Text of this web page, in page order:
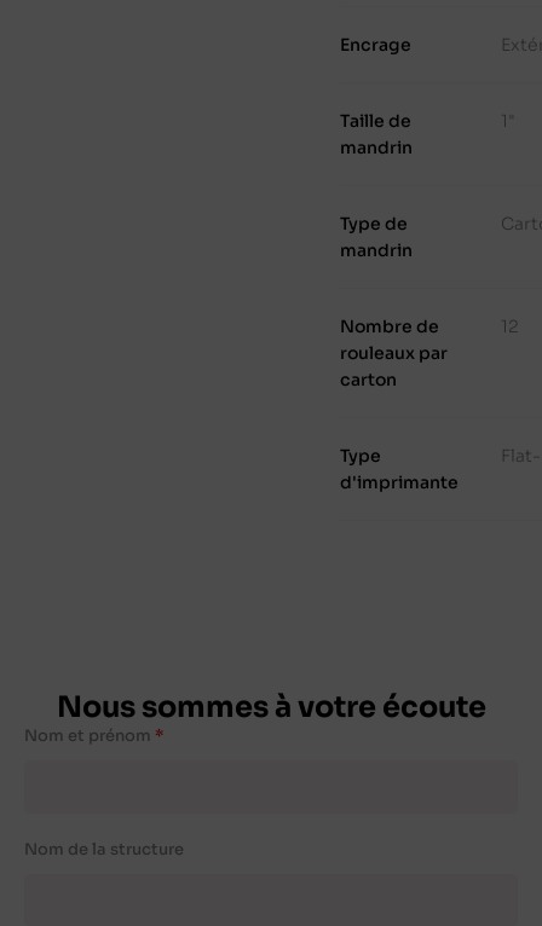
Encrage
Taille de
mandrin
1"
Type de
mandrin
Nombre de
rouleaux par
carton
12
Type
d'imprimante
Nous sommes à votre écoute
Nom et prénom
Nom de la structure